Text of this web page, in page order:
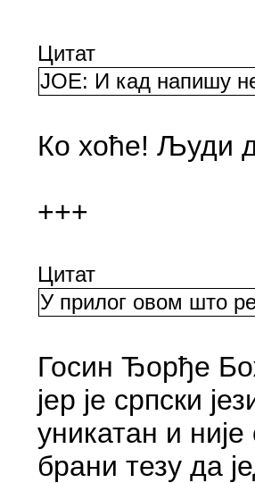
Цитат
ЈОЕ: И кад напишу
Ко хоће! Људи
+++
Цитат
У прилог овом што
Госин Ђорђе
јер је српски
уникатан и
брани тезу да